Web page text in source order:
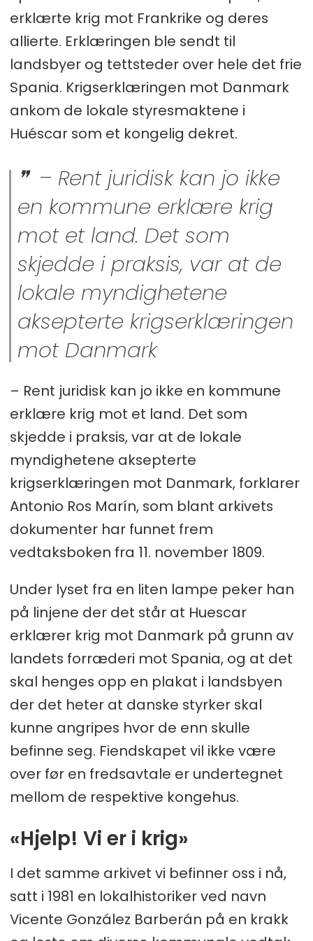
erklærte krig mot Frankrike og deres
allierte. Erklæringen ble sendt til
landsbyer og tettsteder over hele det frie
Spania. Krigserklæringen mot Danmark
ankom de lokale styresmaktene i
Huéscar som et kongelig dekret.
– Rent juridisk kan jo ikke
en kommune erklære krig
mot et land. Det som
skjedde i praksis, var at de
lokale myndighetene
aksepterte krigserklæringen
mot Danmark
– Rent juridisk kan jo ikke en kommune
erklære krig mot et land. Det som
skjedde i praksis, var at de lokale
myndighetene aksepterte
krigserklæringen mot Danmark, forklarer
Antonio Ros Marín, som blant arkivets
dokumenter har funnet frem
vedtaksboken fra 11. november 1809.
Under lyset fra en liten lampe peker han
på linjene der det står at Huescar
erklærer krig mot Danmark på grunn av
landets forræderi mot Spania, og at det
skal henges opp en plakat i landsbyen
der det heter at danske styrker skal
kunne angripes hvor de enn skulle
befinne seg. Fiendskapet vil ikke være
over før en fredsavtale er undertegnet
mellom de respektive kongehus.
«Hjelp! Vi er i krig»
I det samme arkivet vi befinner oss i nå,
satt i 1981 en lokalhistoriker ved navn
Vicente González Barberán på en krakk